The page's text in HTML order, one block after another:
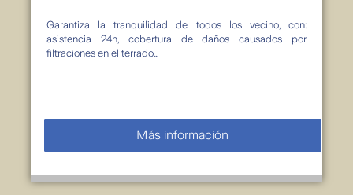
Garantiza la tranquilidad de todos los vecino, con:
asistencia 24h, cobertura de daños causados por
filtraciones en el terrado...
Más información